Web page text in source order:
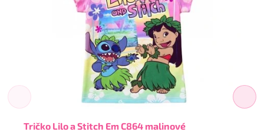
Tričko Lilo a Stitch Em C864 malinové